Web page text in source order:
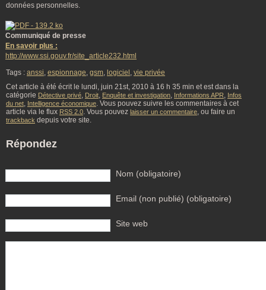
données personnelles.
Communiqué de presse
En savoir plus :
http://www.ssi.gouv.fr/site_article232.html
Tags : anssi, espionnage, gsm, logiciel , vie privée
Cet article à été écrit le lundi, juin 21st, 2010 à 16 h 35 min et est dans la
catégorie Détective privé, Droit, Enquête et investigation, Informations APR, Infos
du net, Intelligence économique. Vous pouvez suivre les commentaires à cet
article via le flux RSS 2.0. Vous pouvez laisser un commentaire, ou faire un
trackback depuis votre site.
Répondez
Nom (obligatoire)
Email (non publié) (obligatoire)
Site web